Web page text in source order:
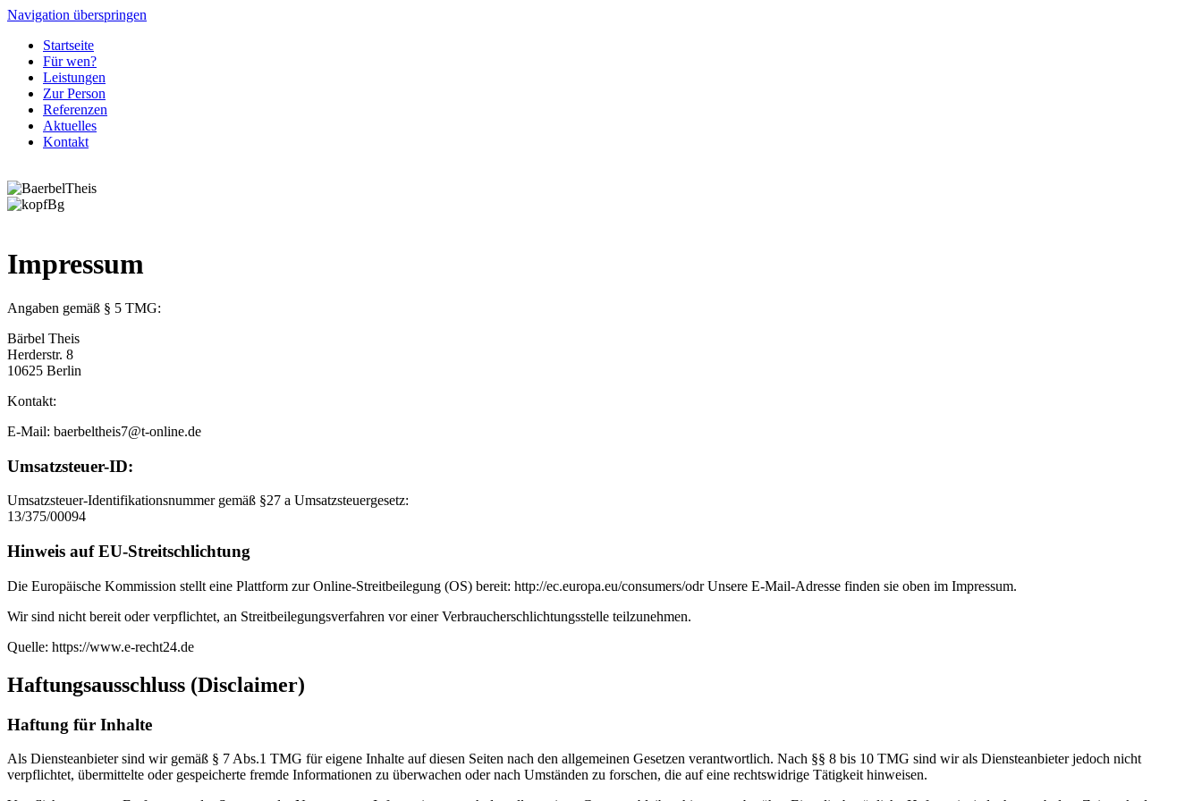
Navigation überspringen
Startseite
Für wen?
Leistungen
Zur Person
Referenzen
Aktuelles
Kontakt
Impressum
Angaben gemäß § 5 TMG:
Bärbel Theis
Herderstr. 8
10625 Berlin
Kontakt:
E-Mail: baerbeltheis7@t-online.de
Umsatzsteuer-ID:
Umsatzsteuer-Identifikationsnummer gemäß §27 a Umsatzsteuergesetz:
13/375/00094
Hinweis auf EU-Streitschlichtung
Die Europäische Kommission stellt eine Plattform zur Online-Streitbeilegung (OS) bereit: http://ec.europa.eu/consumers/odr Unsere E-Mail-Adresse finden sie oben im Impressum.
Wir sind nicht bereit oder verpflichtet, an Streitbeilegungsverfahren vor einer Verbraucherschlichtungsstelle teilzunehmen.
Quelle: https://www.e-recht24.de
Haftungsausschluss (Disclaimer)
Haftung für Inhalte
Als Diensteanbieter sind wir gemäß § 7 Abs.1 TMG für eigene Inhalte auf diesen Seiten nach den allgemeinen Gesetzen verantwortlich. Nach §§ 8 bis 10 TMG sind wir als Diensteanbieter jedoch nicht
verpflichtet, übermittelte oder gespeicherte fremde Informationen zu überwachen oder nach Umständen zu forschen, die auf eine rechtswidrige Tätigkeit hinweisen.